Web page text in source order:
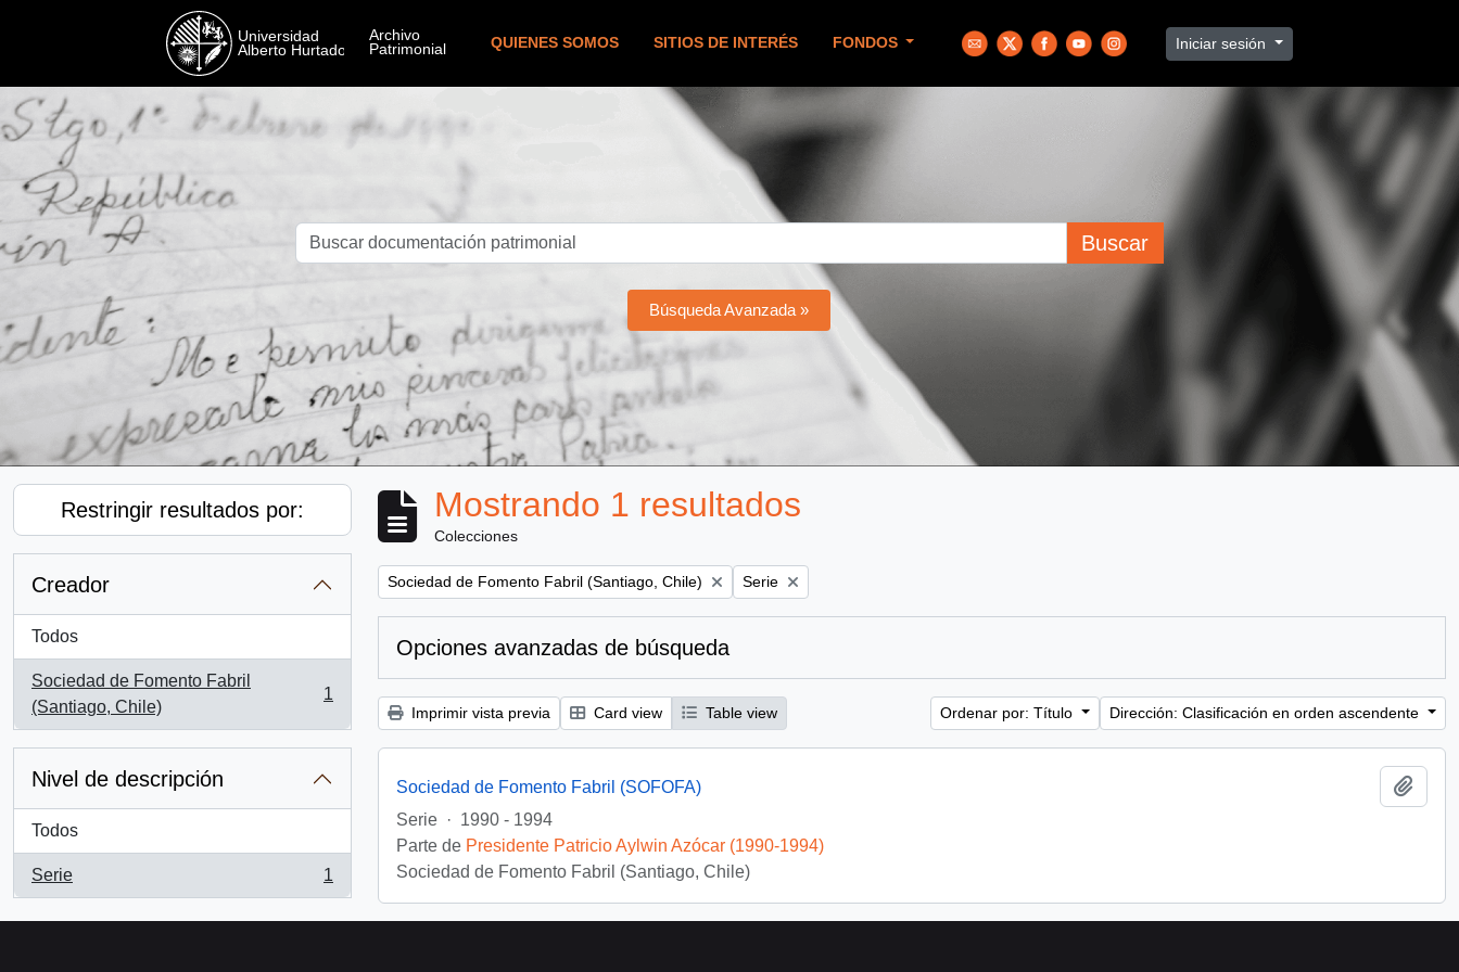
QUIENES SOMOS SITIOS DE INTERÉS FONDOS Iniciar sesión
Buscar
Búsqueda Avanzada »
Restringir resultados por:
Creador
Todos
Sociedad de Fomento Fabril
(Santiago, Chile)
, 1 resultados
1
Nivel de descripción
Todos
Serie
, 1 resultados
1
Mostrando 1 resultados
Colecciones
Remove filter:
Sociedad de Fomento Fabril (Santiago, Chile) Remove filter:
Serie
Opciones avanzadas de búsqueda
Imprimir vista previa Card view Table view Ordenar por: Título Dirección: Clasificación en orden ascendente
Sociedad de Fomento Fabril (SOFOFA)
Serie · 1990 - 1994
Parte de Presidente Patricio Aylwin Azócar (1990-1994)
Sociedad de Fomento Fabril (Santiago, Chile)